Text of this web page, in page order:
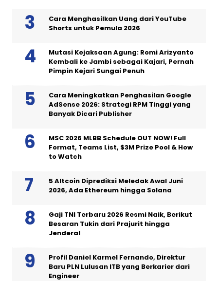
Cara Menghasilkan Uang dari YouTube
Shorts untuk Pemula 2026
Mutasi Kejaksaan Agung: Romi Arizyanto
Kembali ke Jambi sebagai Kajari, Pernah
Pimpin Kejari Sungai Penuh
Cara Meningkatkan Penghasilan Google
AdSense 2026: Strategi RPM Tinggi yang
Banyak Dicari Publisher
MSC 2026 MLBB Schedule OUT NOW! Full
Format, Teams List, $3M Prize Pool & How
to Watch
5 Altcoin Diprediksi Meledak Awal Juni
2026, Ada Ethereum hingga Solana
Gaji TNI Terbaru 2026 Resmi Naik, Berikut
Besaran Tukin dari Prajurit hingga
Jenderal
Profil Daniel Karmel Fernando, Direktur
Baru PLN Lulusan ITB yang Berkarier dari
Engineer